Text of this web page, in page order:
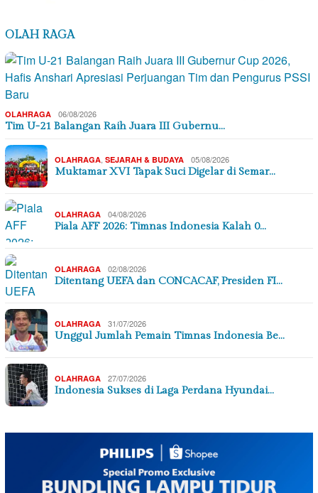
OLAH RAGA
OLAHRAGA 06/08/2026
Tim U-21 Balangan Raih Juara III Gubernu…
OLAHRAGA SEJARAH & BUDAYA 05/08/2026
Muktamar XVI Tapak Suci Digelar di Semar…
OLAHRAGA 04/08/2026
Piala AFF 2026: Timnas Indonesia Kalah 0…
OLAHRAGA 02/08/2026
Ditentang UEFA dan CONCACAF, Presiden FI…
OLAHRAGA 31/07/2026
Unggul Jumlah Pemain Timnas Indonesia Be…
OLAHRAGA 27/07/2026
Indonesia Sukses di Laga Perdana Hyundai…